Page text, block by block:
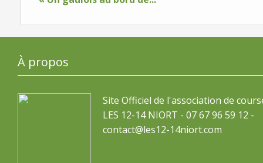
À propos
Site Officiel de l'association de
LES 12-14 NIORT - 07 67 96 59 12 -
contact@les12-14niort.com